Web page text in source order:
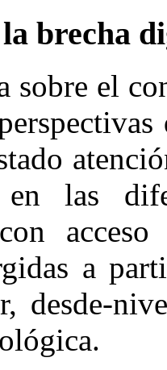
brecha
sobre el
las
con
a
desde-